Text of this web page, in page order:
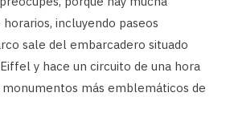
horarios, incluyendo paseos
sale del embarcadero situado
y hace un circuito de una hora
monumentos más emblemáticos de